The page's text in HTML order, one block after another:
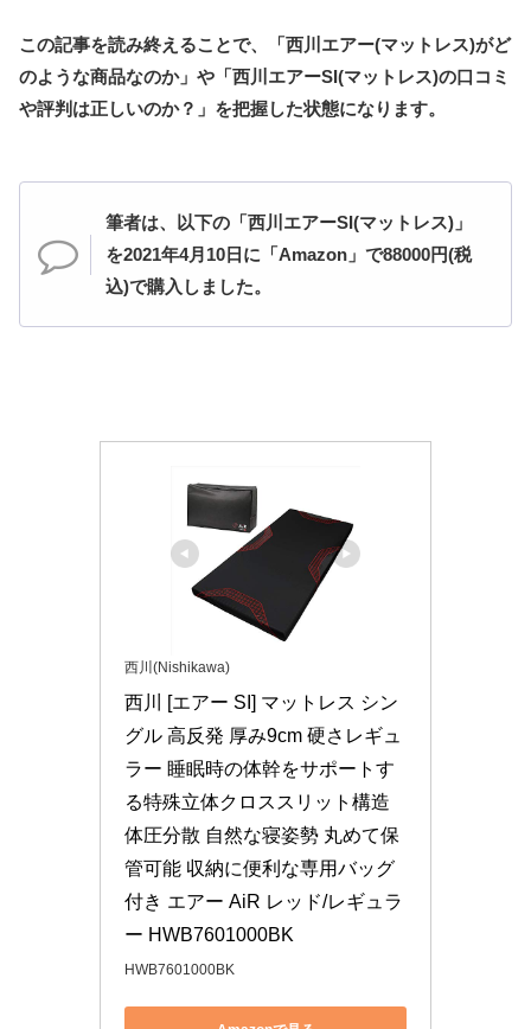
この記事を読み終えることで、「西川エアー(マットレス)がど
のような商品なのか」や「西川エアーSI(マットレス)の口コミ
や評判は正しいのか？」を把握した状態になります。
筆者は、以下の「西川エアーSI(マットレス)」
を2021年4月10日に「Amazon」で88000円(税
込)で購入しました。
西川(Nishikawa)
西川 [エアー SI] マットレス シン
グル 高反発 厚み9cm 硬さレギュ
ラー 睡眠時の体幹をサポートす
る特殊立体クロススリット構造
体圧分散 自然な寝姿勢 丸めて保
管可能 収納に便利な専用バッグ
付き エアー AiR レッド/レギュラ
ー HWB7601000BK
HWB7601000BK